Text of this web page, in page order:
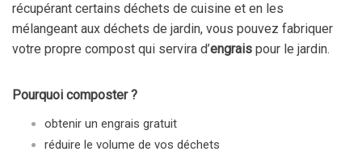
récupérant certains déchets de cuisine et en les
mélangeant aux déchets de jardin, vous pouvez fabriquer
votre propre compost qui servira d’engrais pour le jardin.
Pourquoi composter ?
obtenir un engrais gratuit
réduire le volume de vos déchets